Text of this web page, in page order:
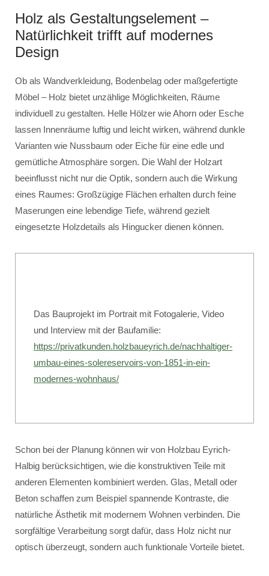
Holz als Gestaltungselement –
Natürlichkeit trifft auf modernes
Design
Ob als Wandverkleidung, Bodenbelag oder maßgefertigte
Möbel – Holz bietet unzählige Möglichkeiten, Räume
individuell zu gestalten. Helle Hölzer wie Ahorn oder Esche
lassen Innenräume luftig und leicht wirken, während dunkle
Varianten wie Nussbaum oder Eiche für eine edle und
gemütliche Atmosphäre sorgen. Die Wahl der Holzart
beeinflusst nicht nur die Optik, sondern auch die Wirkung
eines Raumes: Großzügige Flächen erhalten durch feine
Maserungen eine lebendige Tiefe, während gezielt
eingesetzte Holzdetails als Hingucker dienen können.
Das Bauprojekt im Portrait mit Fotogalerie, Video
und Interview mit der Baufamilie:
https://privatkunden.holzbaueyrich.de/nachhaltiger-
umbau-eines-solereservoirs-von-1851-in-ein-
modernes-wohnhaus/
Schon bei der Planung können wir von Holzbau Eyrich-
Halbig berücksichtigen, wie die konstruktiven Teile mit
anderen Elementen kombiniert werden. Glas, Metall oder
Beton schaffen zum Beispiel spannende Kontraste, die
natürliche Ästhetik mit modernem Wohnen verbinden. Die
sorgfältige Verarbeitung sorgt dafür, dass Holz nicht nur
optisch überzeugt, sondern auch funktionale Vorteile bietet.